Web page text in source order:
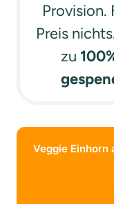
Provision.
Preis
zu
Veggie Einhorn